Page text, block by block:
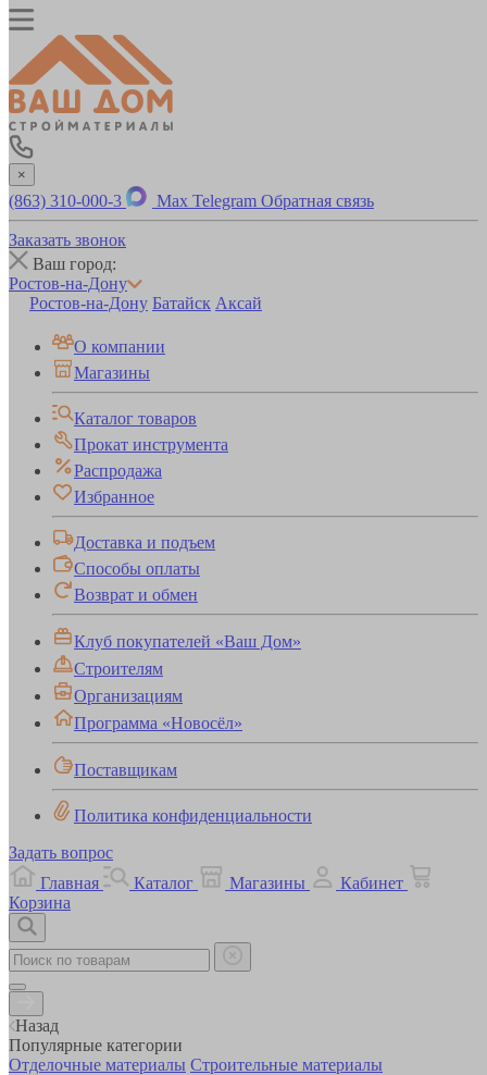
×
(863) 310-000-3 Max Telegram Обратная связь
Заказать звонок
Ваш город:
Ростов-на-Дону
Ростов-на-Дону Батайск Аксай
О компании
Магазины
Каталог товаров
Прокат инструмента
Распродажа
Избранное
Доставка и подъем
Способы оплаты
Возврат и обмен
Клуб покупателей «Ваш Дом»
Строителям
Организациям
Программа «Новосёл»
Поставщикам
Политика конфиденциальности
Задать вопрос
Главная
Каталог Магазины
Кабинет
Корзина
Назад
Популярные категории
Отделочные материалы Строительные материалы